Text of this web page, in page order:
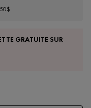
GRATUITE SUR